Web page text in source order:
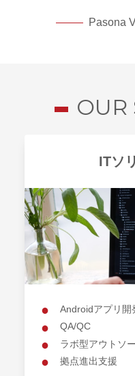
Pasona
OUR
ITソ
Androidアプリ開
QA/QC
ラボ型アウトソ
拠点進出支援